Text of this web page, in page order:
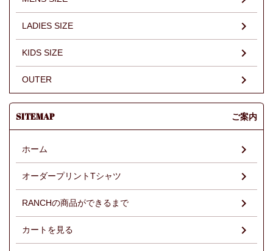
LADIES SIZE
KIDS SIZE
OUTER
SITEMAP ご案内
ホーム
オーダープリントTシャツ
RANCHの商品ができるまで
カートを見る